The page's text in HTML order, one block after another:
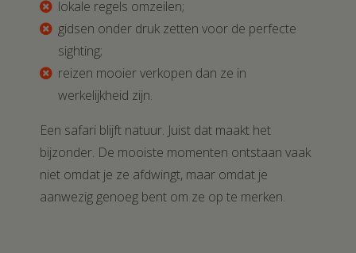
lokale regels omzeilen;
gidsen onder druk zetten voor de perfecte
sighting;
reizen mooier verkopen dan ze in
werkelijkheid zijn.
Een safari blijft natuur. Juist dat maakt het
bijzonder. De mooiste momenten ontstaan vaak
niet omdat je ze afdwingt, maar omdat je
aanwezig genoeg bent om ze op te merken.